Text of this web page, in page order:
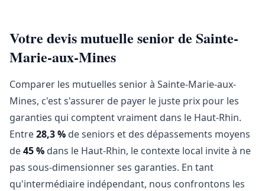
Votre devis mutuelle senior de Sainte-
Marie-aux-Mines
Comparer les mutuelles senior à Sainte-Marie-aux-
Mines, c'est s'assurer de payer le juste prix pour les
garanties qui comptent vraiment dans le Haut-Rhin.
Entre28,3 % de seniors et des dépassements moyens
de45 % dans le Haut-Rhin, le contexte local invite à ne
pas sous-dimensionner ses garanties. En tant
qu'intermédiaire indépendant, nous confrontons les